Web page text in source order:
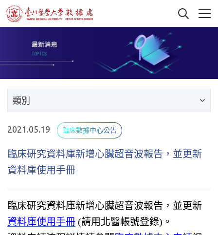
類別
2021.05.19 臨床數據中心公告
臨床研究資料庫新增心臟超音波報告，並更新
資料庫使用手冊
臨床研究資料庫新增心臟超音波報告，並更新
資料庫使用手冊 (請用北醫帳號登錄)。